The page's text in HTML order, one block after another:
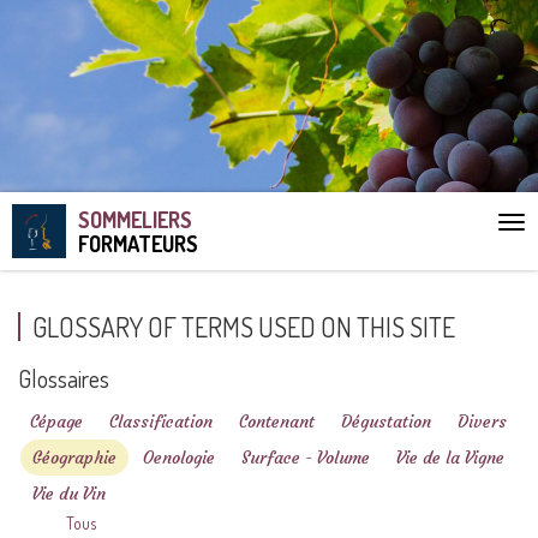
SOMMELIERS
FORMATEURS
GLOSSARY OF TERMS USED ON THIS SITE
Glossaires
Cépage Classification Contenant Dégustation
Divers
Géographie
Oenologie Surface - Volume
Vie de la Vigne
Vie du Vin
Tous